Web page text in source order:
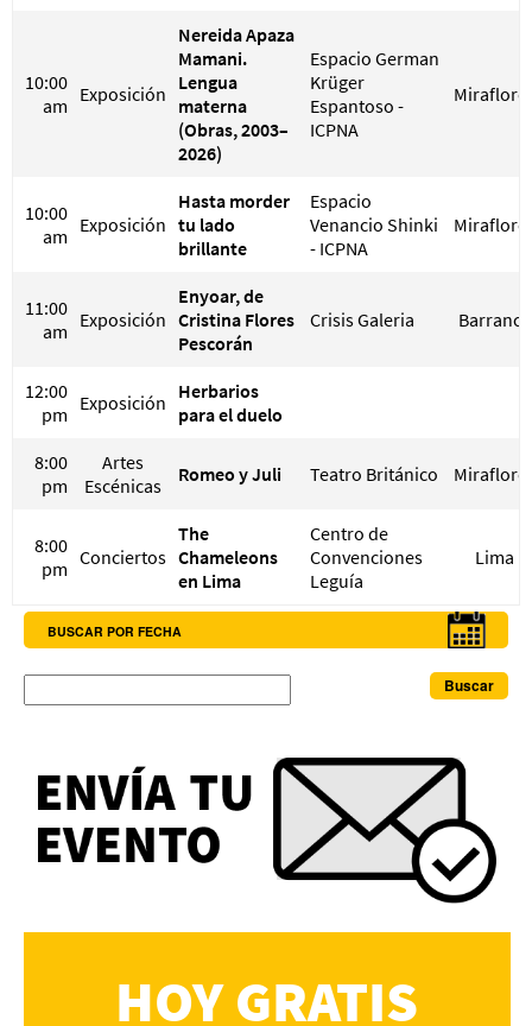
10:00
am Exposición
Nereida Apaza
Mamani.
Lengua
materna
(Obras, 2003–
2026)
Espacio German
Krüger
Espantoso -
ICPNA
10:00
am Exposición
Hasta morder
tu lado
brillante
Espacio
Venancio Shinki
- ICPNA
11:00
am Exposición
Enyoar, de
Cristina Flores
Pescorán
Crisis Galeria Barranco
12:00
pm Exposición Herbarios
para el duelo
8:00
pm
Artes
Escénicas
Romeo y Juli Teatro Británico
8:00
pm Conciertos
The
Chameleons
en Lima
Centro de
Convenciones
Leguía
Lima
BUSCAR POR FECHA
HOY GRATIS